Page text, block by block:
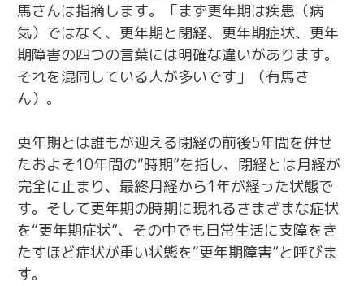
馬さんは指摘します。「まず更年期は疾患（病
気）ではなく、更年期と閉経、更年期症状、更年
期障害の四つの言葉には明確な違いがあります。
それを混同している人が多いです」（有馬さ
ん）。
更年期とは誰もが迎える閉経の前後5年間を併せ
たおよそ10年間の“時期”を指し、閉経とは月経が
完全に止まり、最終月経から1年が経った状態で
す。そして更年期の時期に現れるさまざまな症状
を“更年期症状”、その中でも日常生活に支障をき
たすほど症状が重い状態を“更年期障害”と呼びま
す。